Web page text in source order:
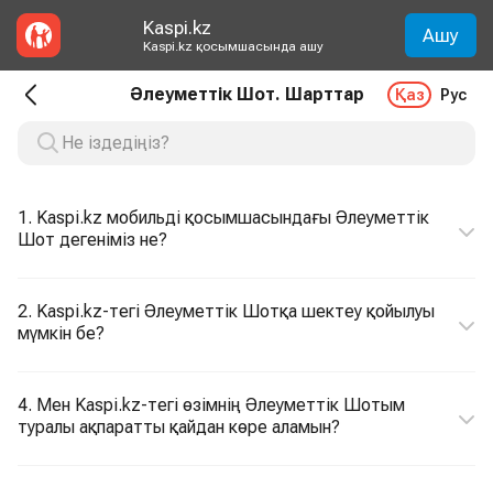
Kaspi.kz
Kaspi.kz қосымшасында ашу Ашу
Әлеуметтік Шот. Шарттар Қаз Рус
1. Kaspi.kz мобильді қосымшасындағы Әлеуметтік
Шот дегеніміз не?
2. Kaspi.kz-тегі Әлеуметтік Шотқа шектеу қойылуы
мүмкін бе?
4. Мен Kaspi.kz-тегі өзімнің Әлеуметтік Шотым
туралы ақпаратты қайдан көре аламын?